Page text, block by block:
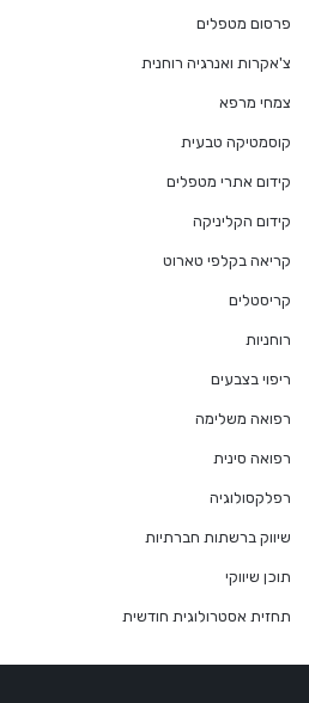
פרסום מטפלים
צ'אקרות ואנרגיה רוחנית
צמחי מרפא
קוסמטיקה טבעית
קידום אתרי מטפלים
קידום הקליניקה
קריאה בקלפי טארוט
קריסטלים
רוחניות
ריפוי בצבעים
רפואה משלימה
רפואה סינית
רפלקסולוגיה
שיווק ברשתות חברתיות
תוכן שיווקי
תחזית אסטרולוגית חודשית